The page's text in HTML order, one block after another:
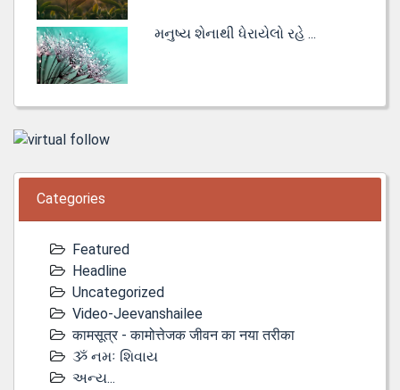
મનુષ્ય શેનાથી ધેરાયેલો રહે ...
Categories
Featured
Headline
Uncategorized
Video-Jeevanshailee
कामसूत्र - कामोत्तेजक जीवन का नया तरीका
ૐ નમઃ શિવાય
અન્ય...